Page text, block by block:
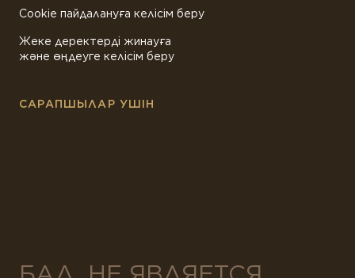
Cookie пайдалануға келісім беру
Жеке деректерді жинауға
және өңдеуге келісім беру
САРАПШЫЛАР УШІН